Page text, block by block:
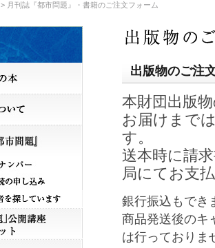
> 月刊誌『都市問題』・書籍のご注文フォーム
出版物のご注
本財団出版
お届けまで
す。
送本時に請
局にてお支
銀行振込もでき
商品発送後のキ
は行っておりま